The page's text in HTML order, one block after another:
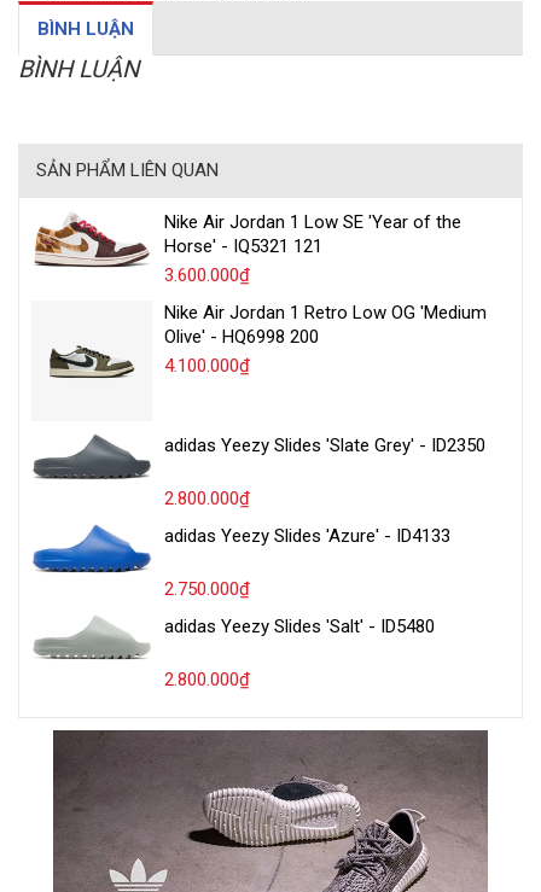
BÌNH LUẬN
BÌNH LUẬN
SẢN PHẨM LIÊN QUAN
Nike Air Jordan 1 Low SE 'Year of the
Horse' - IQ5321 121
3.600.000₫
Nike Air Jordan 1 Retro Low OG 'Medium
Olive' - HQ6998 200
4.100.000₫
adidas Yeezy Slides 'Slate Grey' - ID2350
2.800.000₫
adidas Yeezy Slides 'Azure' - ID4133
2.750.000₫
adidas Yeezy Slides 'Salt' - ID5480
2.800.000₫